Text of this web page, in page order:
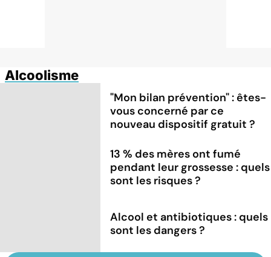
Alcoolisme
"Mon bilan prévention" : êtes-
vous concerné par ce
nouveau dispositif gratuit ?
13 % des mères ont fumé
pendant leur grossesse : quels
sont les risques ?
Alcool et antibiotiques : quels
sont les dangers ?